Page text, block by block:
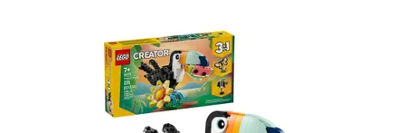
Vydejte se na výlet na tropický ostrov a hrajte si se 3
krásnými zvířaty. Sledujte, jak přátelský tukan usedá na
větev s květinou a pochutná si na plátku melounu. Pak
model přestavte na nádherného motýla mávajícího křídly
nebo na barevnou tropickou rybu...